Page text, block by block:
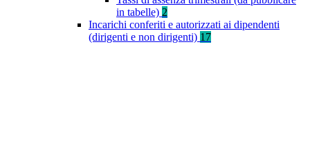
in tabelle) 2
Incarichi conferiti e autorizzati ai dipendenti
(dirigenti e non dirigenti) 17